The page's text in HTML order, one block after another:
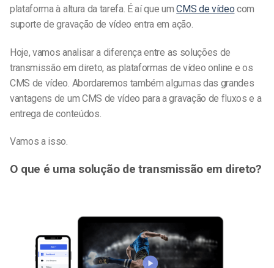
plataforma à altura da tarefa. É aí que umCMS de vídeo com
suporte de gravação de vídeo entra em ação.
Hoje, vamos analisar a diferença entre as soluções de
transmissão em direto, as plataformas de vídeo online e os
CMS de vídeo. Abordaremos também algumas das grandes
vantagens de um CMS de vídeo para a gravação de fluxos e a
entrega de conteúdos.
Vamos a isso.
O que é uma solução de transmissão em direto?